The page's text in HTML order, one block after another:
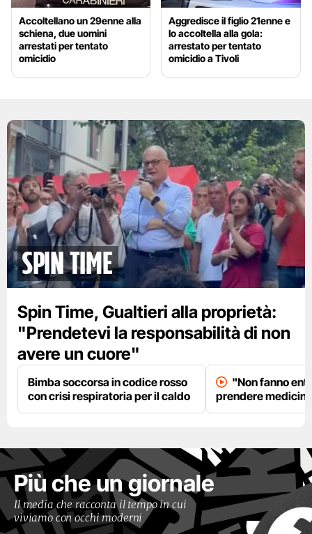
Accoltellano un 29enne alla
schiena, due uomini
arrestati per tentato
omicidio
Aggredisce il figlio 21enne e
lo accoltella alla gola:
arrestato per tentato
omicidio a Tivoli
spin time
Spin Time, Gualtieri alla proprietà:
"Prendetevi la responsabilità di non
avere un cuore"
Bimba soccorsa in codice rosso
con crisi respiratoria per il caldo
"Non fanno
prendere
Più che un giornale
Il media che racconta il tempo in cui
viviamo con occhi moderni